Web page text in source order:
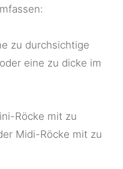
zu durchsichtige
eine zu dicke im
Röcke mit zu
Midi-Röcke mit zu